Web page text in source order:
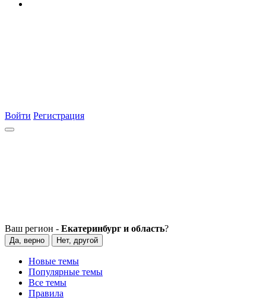
Войти Регистрация
Ваш регион - Екатеринбург и область?
Да, верно Нет, другой
Новые темы
Популярные темы
Все темы
Правила